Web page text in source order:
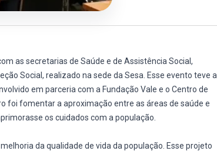
as secretarias de Saúde e de Assistência Social,
Social, realizado na sede da Sesa. Esse evento teve a
em parceria com a Fundação Vale e o Centro de
foi fomentar a aproximação entre as áreas de saúde e
os cuidados com a população.
da qualidade de vida da população. Esse projeto